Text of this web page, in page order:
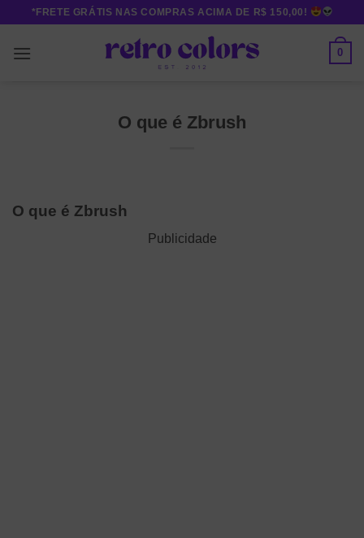
content
*FRETE GRÁTIS NAS COMPRAS ACIMA DE R$ 150,00!
0
O que é Zbrush
O que é Zbrush
Publicidade